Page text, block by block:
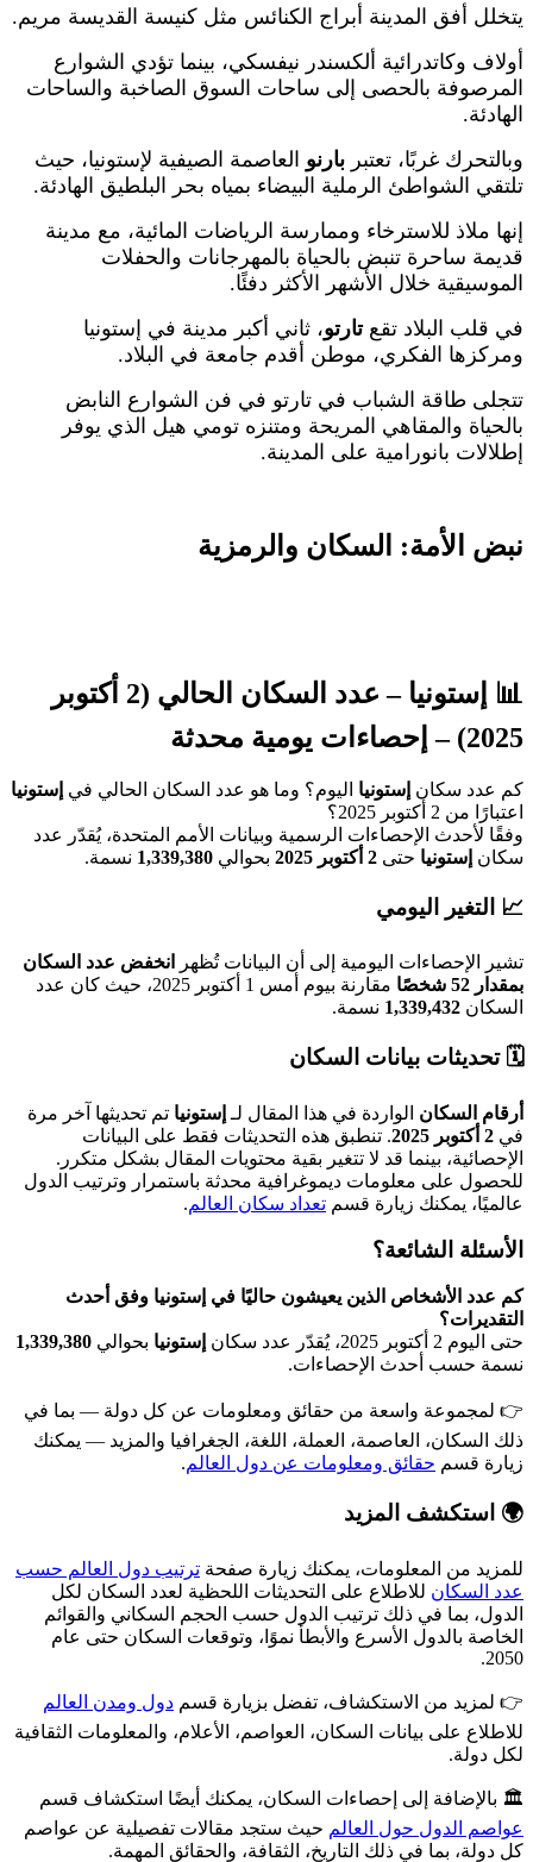
أفق المدينة أبراج الكنائس مثل كنيسة القديسة مريم.
وكاتدرائية ألكسندر نيفسكي، بينما تؤدي الشوارع
بالحصى إلى ساحات السوق الصاخبة والساحات
غربًا، تعتبربارنو العاصمة الصيفية لإستونيا، حيث
الشواطئ الرملية البيضاء بمياه بحر البلطيق الهادئة.
ملاذ للاسترخاء وممارسة الرياضات المائية، مع مدينة
ساحرة تنبض بالحياة بالمهرجانات والحفلات
خلال الأشهر الأكثر دفئًا.
البلاد تقع تارتو ، ثاني أكبر مدينة في إستونيا
الفكري، موطن أقدم جامعة في البلاد.
طاقة الشباب في تارتو في فن الشوارع النابض
والمقاهي المريحة ومتنزه تومي هيل الذي يوفر
بانورامية على المدينة.
الأمة: السكان والرمزية
إستونيا
– عدد السكان الحالي (2 أكتوبر
محدثة
سكانإستونيااليوم؟ وما هو عدد السكان الحالي في إستونيا
2 أكتوبر 2025؟
لأحدث الإحصاءات الرسمية وبيانات الأمم المتحدة، يُقدّر عدد
إستونياحتى 2 أكتوبر 2025 بحوالي1,339,380نسمة.
اليومي
الإحصاءات اليومية إلى أن البيانات تُظهرانخفض عدد السكان
شخصًا
مقارنة بيوم أمس 1 أكتوبر 2025، حيث كان عدد
1,339,432نسمة.
بيانات السكان
السكانالواردة في هذا المقال لـإستونياتم تحديثها آخر مرة
. تنطبق هذه التحديثات فقط على البيانات
بينما قد لا تتغير بقية محتويات المقال بشكل متكرر.
على معلومات ديموغرافية محدثة باستمرار وترتيب الدول
يمكنك زيارة قسمتعداد سكان العالم .
الشائعة؟
الأشخاص الذين يعيشون حاليًا في إستونيا وفق أحدث
2025، يُقدّر عدد سكان
إستونيابحوالي1,339,380
حسب أحدث الإحصاءات.
واسعة من حقائق ومعلومات عن كل دولة — بما في
العاصمة، العملة، اللغة، الجغرافيا والمزيد — يمكنك
قسمحقائق ومعلومات عن دول العالم .
المزيد
من المعلومات، يمكنك زيارة صفحةترتيب دول العالم حسب
للاطلاع على التحديثات اللحظية لعدد السكان لكل
بما في ذلك ترتيب الدول حسب الحجم السكاني والقوائم
بالدول الأسرع والأبطأ نموًا، وتوقعات السكان حتى عام
من الاستكشاف، تفضل بزيارة قسمدول ومدن العالم
على بيانات السكان، العواصم، الأعلام، والمعلومات الثقافية
إلى إحصاءات السكان، يمكنك أيضًا استكشاف قسم
الدول حول العالم حيث ستجد مقالات تفصيلية عن عواصم
بما في ذلك التاريخ، الثقافة، والحقائق المهمة.